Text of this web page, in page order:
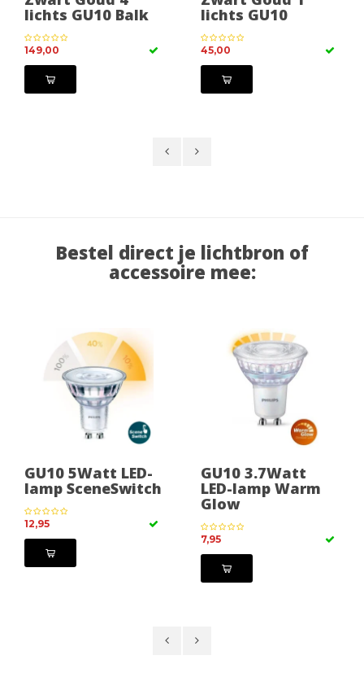
lichts GU10 Balk
149,00
lichts GU10
45,00
Bestel direct je lichtbron of
accessoire mee:
GU10 5Watt LED-
lamp SceneSwitch
12,95
GU10 3.7Watt
LED-lamp Warm
Glow
7,95